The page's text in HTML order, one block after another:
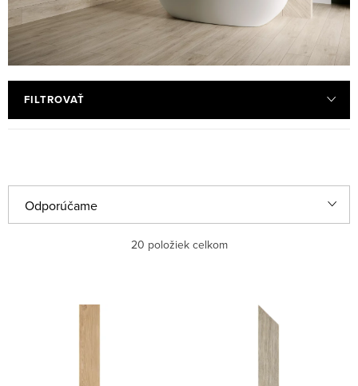
FILTROVAŤ
a
Odporúčame
20 položiek celkom